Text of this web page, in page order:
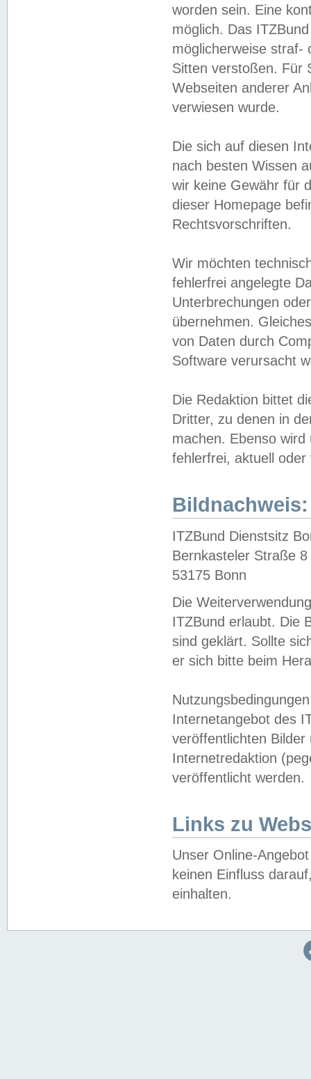
worden sein. Eine
möglich. Das
möglicherweise straf-
Sitten verstoßen. Für
Webseiten anderer
verwiesen wurde.
Die sich auf diesen
nach besten Wissen
wir keine Gewähr für
dieser Homepage
Rechtsvorschriften.
Wir möchten
fehlerfrei angelegte
Unterbrechungen
übernehmen.
von Daten durch
Software verursacht
Die Redaktion bittet
Dritter, zu denen in
machen. Ebenso
fehlerfrei, aktuell oder
Bildnachweis:
ITZBund Dienstsitz
Bernkasteler Straße 8
53175 Bonn
Die
ITZBund erlaubt. Die
sind geklärt. Sollte
er sich bitte beim
Internetangebot des
veröffentlichten
Internetredaktion
veröffentlicht werden.
Links zu
Unser Online-
keinen Einfluss
einhalten.